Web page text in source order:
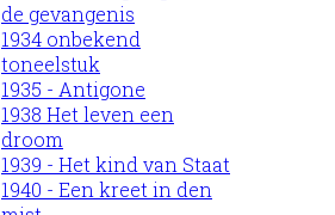
de gevangenis
1934 onbekend
toneelstuk
1935 - Antigone
1938 Het leven een
droom
1939 - Het kind van Staat
1940 - Een kreet in den